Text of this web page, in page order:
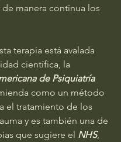
manera continua los
terapia está avalada
científica, la
de Psiquiatría
como un método
el tratamiento de los
y es también una de
que sugiere el NHS,